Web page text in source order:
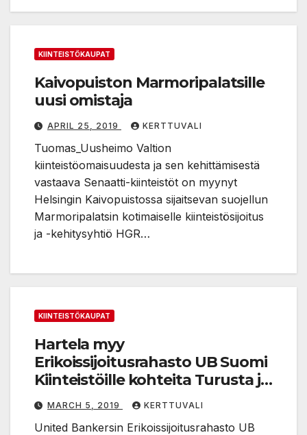
KIINTEISTÖKAUPAT
Kaivopuiston Marmoripalatsille
uusi omistaja
APRIL 25, 2019 KERTTUVALI
Tuomas_Uusheimo Valtion
kiinteistöomaisuudesta ja sen kehittämisestä
vastaava Senaatti-kiinteistöt on myynyt
Helsingin Kaivopuistossa sijaitsevan suojellun
Marmoripalatsin kotimaiselle kiinteistösijoitus
ja -kehitysyhtiö HGR…
KIINTEISTÖKAUPAT
Hartela myy
Erikoissijoitusrahasto UB Suomi
Kiinteistöille kohteita Turusta ja
Tampereelta
MARCH 5, 2019 KERTTUVALI
United Bankersin Erikoissijoitusrahasto UB